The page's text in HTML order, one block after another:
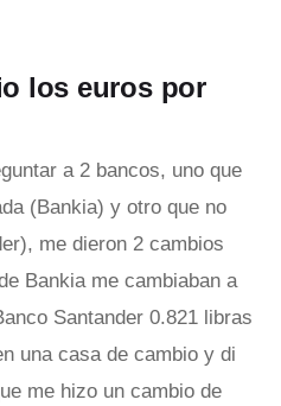
los euros por
a 2 bancos, uno que
(Bankia) y otro que no
me dieron 2 cambios
Bankia me cambiaban a
Santander 0.821 libras
una casa de cambio y di
me hizo un cambio de